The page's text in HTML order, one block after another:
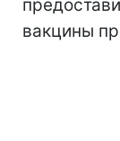
вакцины